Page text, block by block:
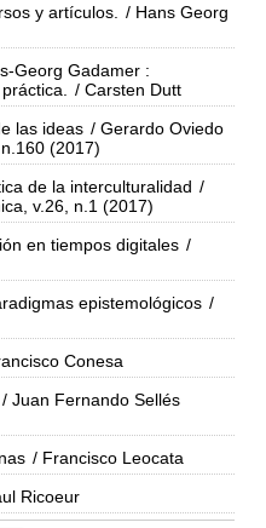
y artículos.
/ Hans Georg
Georg Gadamer :
/ Carsten Dutt
las ideas / Gerardo Oviedo
(2017)
de la interculturalidad /
v.26, n.1 (2017)
en tiempos digitales /
epistemológicos /
Conesa
/ Juan Fernando Sellés
/ Francisco Leocata
Ricoeur